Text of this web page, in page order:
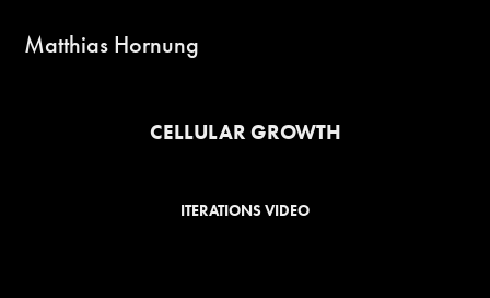
Matthias Hornung
CELLULAR GROWTH
ITERATIONS VIDEO